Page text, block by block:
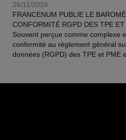
26/11/2024
FRANCENUM PUBLIE LE
CONFORMITÉ RGPD DES TPE ET
Souvent perçue comme complexe
conformité au règlement général
données (RGPD) des TPE et PME